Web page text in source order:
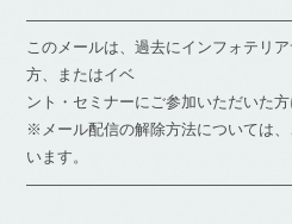
このメールは、過去にインフォテリ
方、またはイベ
ント・セミナーにご参加いただいた
※メール配信の解除方法については
います。